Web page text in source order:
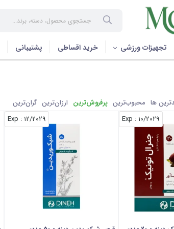
تجهیزات ورزشی خرید اقساطی پشتیبانی
ها محبوب‌‌ترین پرفروش‌ترین ارزان‌ترین گران‌ترین
10/2029
: Exp
12/2029
: Exp